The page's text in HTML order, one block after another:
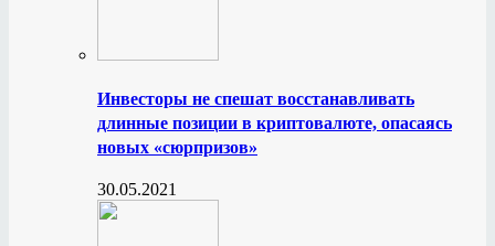
Инвесторы не спешат восстанавливать
длинные позиции в криптовалюте, опасаясь
новых «сюрпризов»
30.05.2021